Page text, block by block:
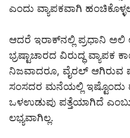
ಎಂದು ವ್ಯಾಪಕವಾಗಿ
ಆದರೆ ಇರಾಕ್‌ನಲ್ಲಿ ಪ್ರಧಾನಿ ಅಲಿ
ಭ್ರಷ್ಟಾಚಾರದ ವಿರುದ್ಧ ವ್ಯಾಪಕ
ನಿಜವಾದರೂ, ವೈರಲ್ ಆಗಿರುವ
ಸಂಸದರ ಮನೆಯಲ್ಲಿ ಇಷ್ಟೊಂದು
ಒಳಉಡುಪು ಪತ್ತೆಯಾಗಿದೆ
ಲಭ್ಯವಾಗಿಲ್ಲ.